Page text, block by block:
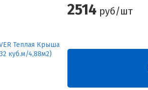
2514 руб/шт